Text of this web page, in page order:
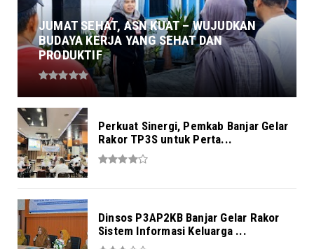
JUMAT SEHAT, ASN KUAT – WUJUDKAN
BUDAYA KERJA YANG SEHAT DAN
PRODUKTIF
Perkuat Sinergi, Pemkab Banjar Gelar
Rakor TP3S untuk Perta...
Dinsos P3AP2KB Banjar Gelar Rakor
Sistem Informasi Keluarga ...